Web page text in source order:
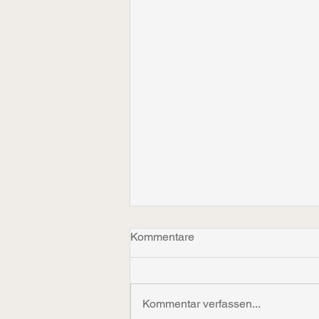
Kommentare
Kommentar verfassen...